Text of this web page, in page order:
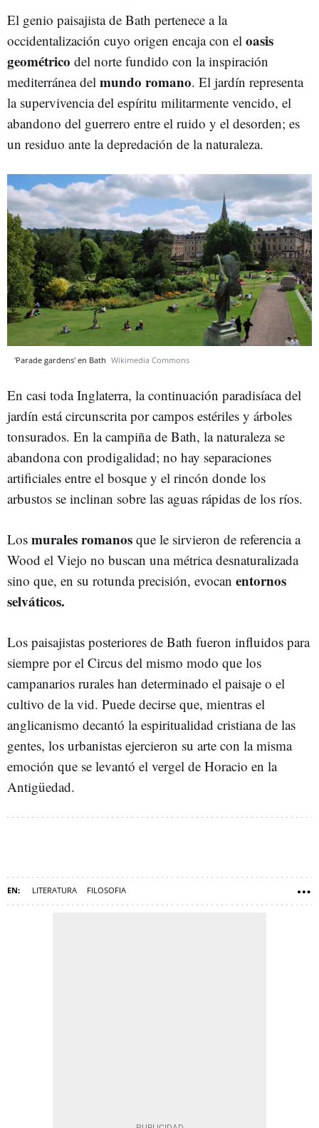
El genio paisajista de Bath pertenece a la
occidentalización cuyo origen encaja con el oasis
geométrico del norte fundido con la inspiración
mediterránea del mundo romano. El jardín representa
la supervivencia del espíritu militarmente vencido, el
abandono del guerrero entre el ruido y el desorden; es
un residuo ante la depredación de la naturaleza.
'Parade gardens' en Bath Wikimedia Commons
En casi toda Inglaterra, la continuación paradisíaca del
jardín está circunscrita por campos estériles y árboles
tonsurados. En la campiña de Bath, la naturaleza se
abandona con prodigalidad; no hay separaciones
artificiales entre el bosque y el rincón donde los
arbustos se inclinan sobre las aguas rápidas de los ríos.
Los murales romanos que le sirvieron de referencia a
Wood el Viejo no buscan una métrica desnaturalizada
sino que, en su rotunda precisión, evocan entornos
selváticos.
Los paisajistas posteriores de Bath fueron influidos para
siempre por el Circus del mismo modo que los
campanarios rurales han determinado el paisaje o el
cultivo de la vid. Puede decirse que, mientras el
anglicanismo decantó la espiritualidad cristiana de las
gentes, los urbanistas ejercieron su arte con la misma
emoción que se levantó el vergel de Horacio en la
Antigüedad.
LITERATURA FILOSOFIA